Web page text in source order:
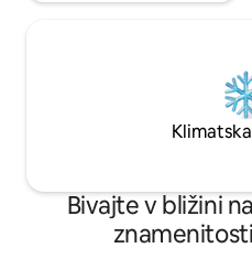
Bivajte v bližini